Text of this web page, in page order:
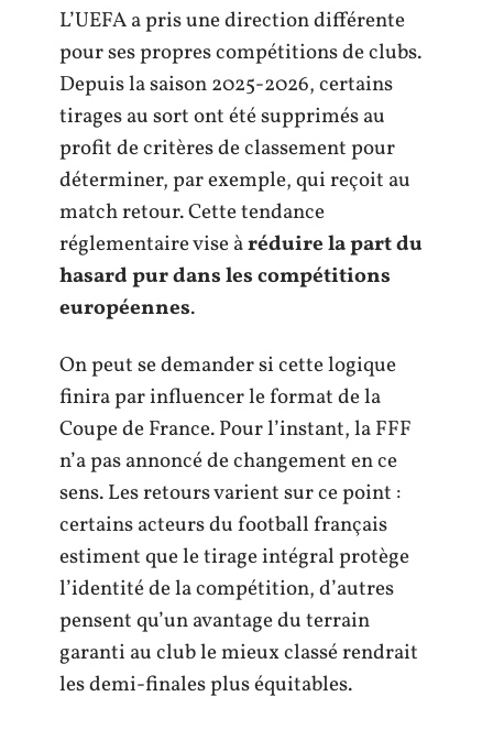
L’UEFA a pris une direction différente
pour ses propres compétitions de clubs.
Depuis la saison 2025-2026, certains
tirages au sort ont été supprimés au
profit de critères de classement pour
déterminer, par exemple, qui reçoit au
match retour. Cette tendance
réglementaire vise àréduire la part du
hasard pur dans les compétitions
européennes.
On peut se demander si cette logique
finira par influencer le format de la
Coupe de France. Pour l’instant, la FFF
n’a pas annoncé de changement en ce
sens. Les retours varient sur ce point :
certains acteurs du football français
estiment que le tirage intégral protège
l’identité de la compétition, d’autres
pensent qu’un avantage du terrain
garanti au club le mieux classé rendrait
les demi-finales plus équitables.